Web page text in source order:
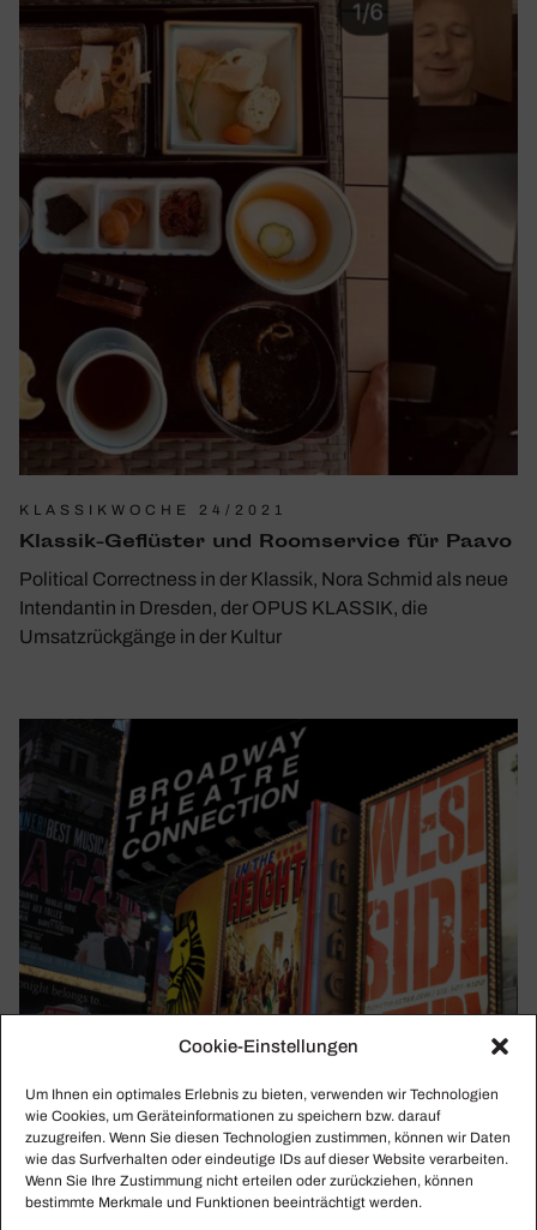
Cookie-Einstellungen
Um Ihnen ein optimales Erlebnis zu bieten, verwenden wir Technologien
wie Cookies, um Geräteinformationen zu speichern bzw. darauf
zuzugreifen. Wenn Sie diesen Technologien zustimmen, können wir Daten
wie das Surfverhalten oder eindeutige IDs auf dieser Website verarbeiten.
Wenn Sie Ihre Zustimmung nicht erteilen oder zurückziehen, können
bestimmte Merkmale und Funktionen beeinträchtigt werden.
KLASSIKWOCHE 24/2021
Klassik-Geflüster und Room­ser­vice für Paavo
Political Correctness in der Klassik, Nora Schmid als neue
Intendantin in Dresden, der OPUS KLASSIK, die
Umsatzrückgänge in der Kultur